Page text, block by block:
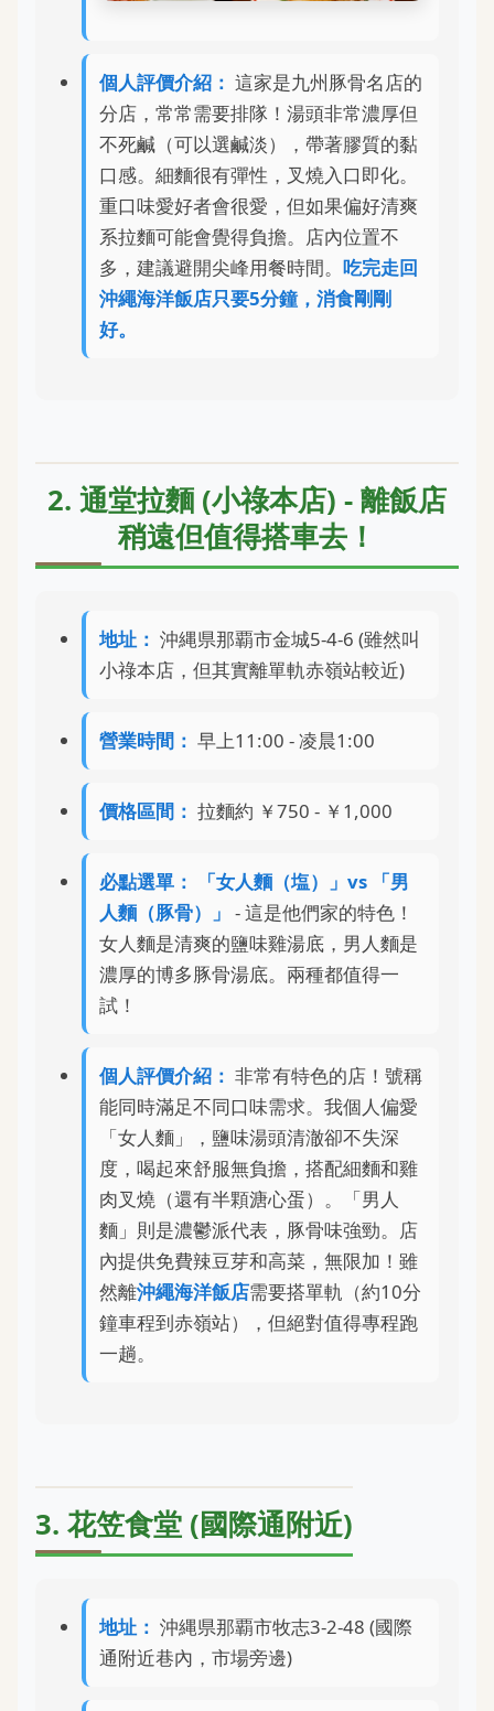
個人評價介紹： 這家是九州豚骨名店的
分店，常常需要排隊！湯頭非常濃厚但
不死鹹（可以選鹹淡），帶著膠質的黏
口感。細麵很有彈性，叉燒入口即化。
重口味愛好者會很愛，但如果偏好清爽
系拉麵可能會覺得負擔。店內位置不
多，建議避開尖峰用餐時間。 吃完走回
沖繩海洋飯店只要5分鐘，消食剛剛
好。
2. 通堂拉麵 (小祿本店) - 離飯店
稍遠但值得搭車去！
地址： 沖縄県那覇市金城5-4-6 (雖然叫
小祿本店，但其實離單軌赤嶺站較近)
營業時間： 早上11:00 - 凌晨1:00
價格區間： 拉麵約 ￥750 - ￥1,000
必點選單：
「女人麵（塩）」vs 「男
人麵（豚骨）」 - 這是他們家的特色！
女人麵是清爽的鹽味雞湯底，男人麵是
濃厚的博多豚骨湯底。兩種都值得一
試！
個人評價介紹： 非常有特色的店！號稱
能同時滿足不同口味需求。我個人偏愛
「女人麵」，鹽味湯頭清澈卻不失深
度，喝起來舒服無負擔，搭配細麵和雞
肉叉燒（還有半顆溏心蛋）。「男人
麵」則是濃鬱派代表，豚骨味強勁。店
內提供免費辣豆芽和高菜，無限加！雖
然離沖繩海洋飯店需要搭單軌（約10分
鐘車程到赤嶺站），但絕對值得專程跑
一趟。
3. 花笠食堂 (國際通附近)
地址： 沖縄県那覇市牧志3-2-48 (國際
通附近巷內，市場旁邊)